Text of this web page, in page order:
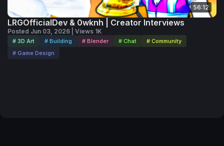
56:12
LRGOfficialDev & 0wknh | Creator Interviews
Posted Jun 03, 2026 | Views 1K
# 3D Art # Building # Blender # Chat
# Community
# Game Design